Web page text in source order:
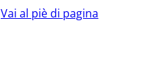
Vai al piè di pagina